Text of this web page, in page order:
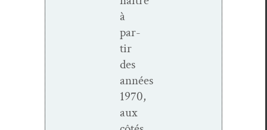
à
par­
tir
des
années
1970,
aux